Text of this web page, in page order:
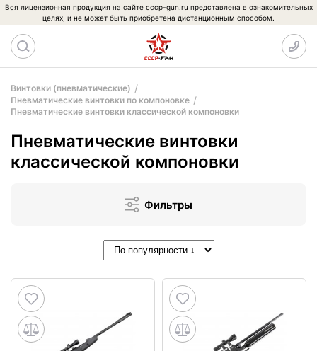
Вся лицензионная продукция на сайте cccp-gun.ru представлена в ознакомительных
целях, и не может быть приобретена дистанционным способом.
Винтовки (пневматические)
Пневматические винтовки по компоновке
Пневматические винтовки классической компоновки
Пневматические винтовки
классической компоновки
Фильтры